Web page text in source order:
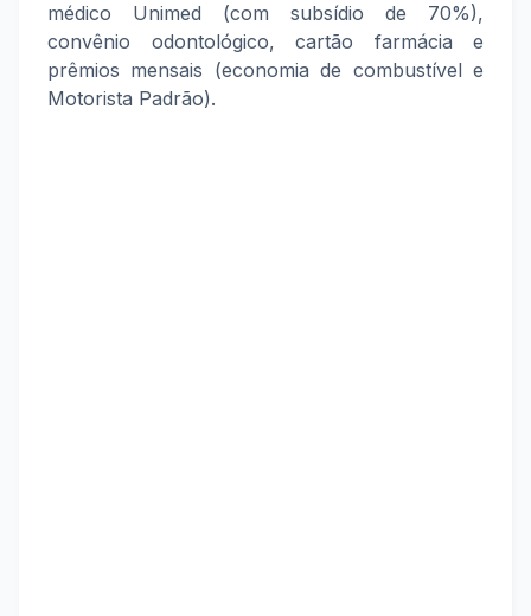
médico Unimed (com subsídio de 70%),
convênio odontológico, cartão farmácia e
prêmios mensais (economia de combustível e
Motorista Padrão).